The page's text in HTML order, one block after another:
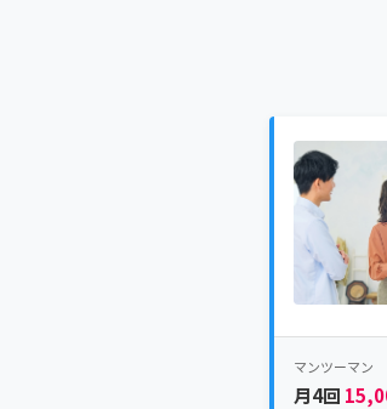
マンツーマン
月4回